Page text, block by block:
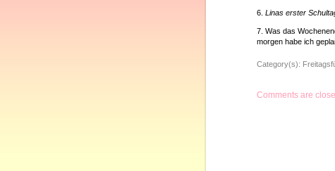
6. Linas erster
7. Was das
morgen habe ich
Category(s):
Comments are